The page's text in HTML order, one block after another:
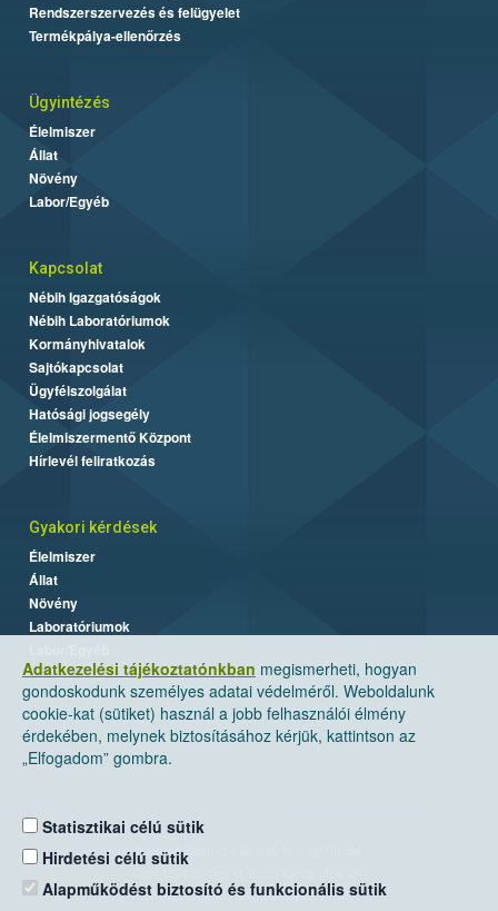
Adatkezelési tájékoztatónkban megismerheti, hogyan
gondoskodunk személyes adatai védelméről. Weboldalunk
cookie-kat (sütiket) használ a jobb felhasználói élmény
érdekében, melynek biztosításához kérjük, kattintson az
„Elfogadom” gombra.
Statisztikai célú sütik
Hirdetési célú sütik
Alapműködést biztosító és funkcionális sütik
Rendszerszervezés és felügyelet
Termékpálya-ellenőrzés
Ügyintézés
Élelmiszer
Állat
Növény
Labor/Egyéb
Kapcsolat
Nébih Igazgatóságok
Nébih Laboratóriumok
Kormányhivatalok
Sajtókapcsolat
Ügyfélszolgálat
Hatósági jogsegély
Élelmiszermentő Központ
Hírlevél feliratkozás
Gyakori kérdések
Élelmiszer
Állat
Növény
Laboratóriumok
Nemzeti Élelmiszerlánc-biztonsági Hivatal
Levelezési cím: 1525 Budapest. Pf. 30.